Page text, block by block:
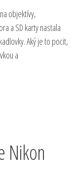
objektívy,
a SD karty nastala
Aký je to pocit,
a
Nikon